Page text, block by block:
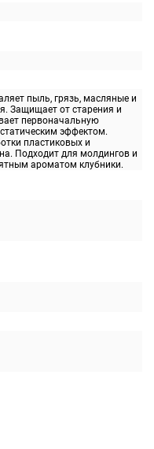
пыль, грязь, масляные и
Защищает от старения и
первоначальную
эффектом.
пластиковых и
Подходит для молдингов и
ароматом клубники.